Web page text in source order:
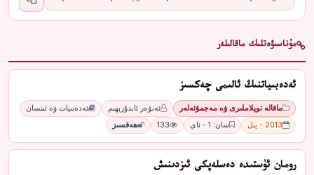
مۇناسىۋەتلىك ماقالىلەر
ئەدەبىياتنىڭ ئالىمى چەكسىز
ماقالە توپلاملىرى ۋە مەجمۇئەلەر ئەنۋەر ئابدۇرېھىم
ئەدەبىيات ۋە ئىنسان
2013 - يىل
سان: 1 - ئاي 133 ھەقسىز
رومان ئۈستىدە دەسلەپكى ئىزدىنىش